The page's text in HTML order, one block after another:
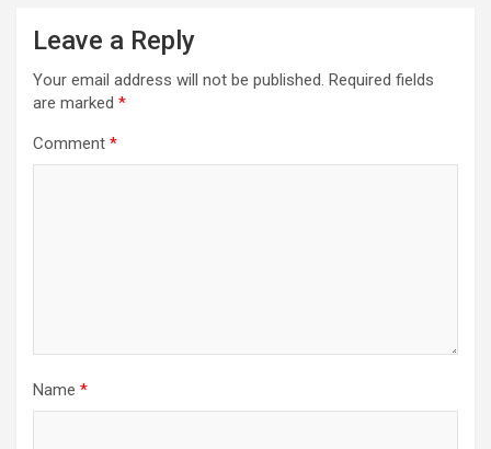
Leave a Reply
Your email address will not be published. Required fields
are marked *
Comment *
Name *